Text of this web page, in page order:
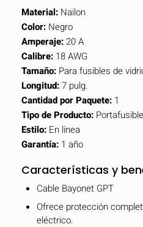
Material: Nailon
Color: Negro
Amperaje:20 A
Calibre: 18 AWG
Tamaño: Para fusibles de
Longitud:7 pulg.
Cantidad por Paquete: 1
Tipo de Producto:
Estilo: En línea
Garantía: 1 año
Características y
Cable Bayonet GPT
Ofrece protección
eléctrico.